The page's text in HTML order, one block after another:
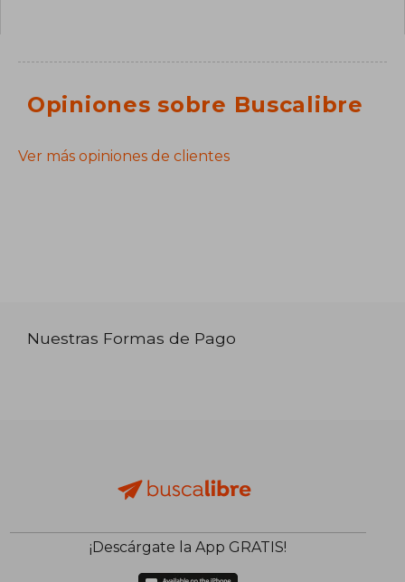
Opiniones sobre Buscalibre
Ver más opiniones de clientes
Nuestras Formas de Pago
¡Descárgate la App GRATIS!